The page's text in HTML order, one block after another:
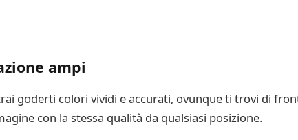
ampi
goderti colori vividi e accurati, ovunque ti trovi di
con la stessa qualità da qualsiasi posizione.